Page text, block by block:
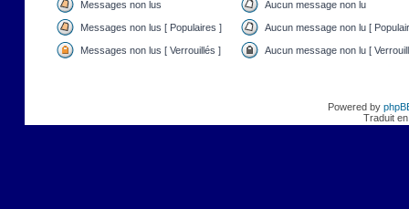
Messages non lus Aucun message non lu
Messages non lus [ Populaires ] Aucun message non lu [
Messages non lus [ Verrouillés ] Aucun message non lu [
Powered by
Traduit